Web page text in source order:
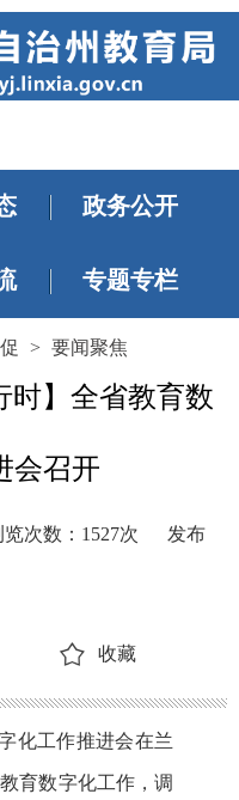
政务公开
专题专栏
> 要闻聚焦
时】全省教育数
会召开
次数： 1527次 发布
收藏
化工作推进会在兰
育数字化工作，调